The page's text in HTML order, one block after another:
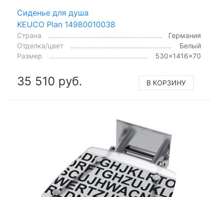
Сиденье для душа
KEUCO Plan 14980010038
Страна
Германия
Отделка/цвет
Белый
Размер
530x1416x70
35 510 руб. В КОРЗИНУ